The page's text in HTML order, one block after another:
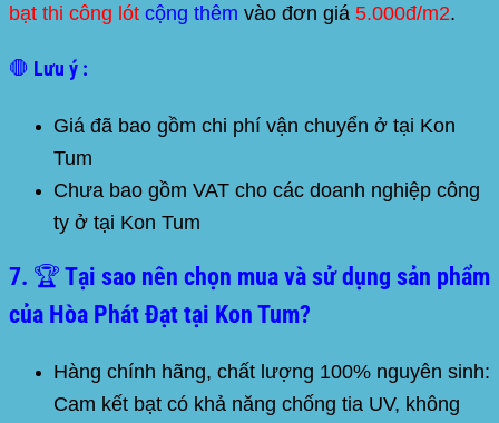
bạt thi công lót cộng thêm vào đơn giá 5.000đ/m2.
🛑 Lưu ý :
Giá đã bao gồm chi phí vận chuyển ở tại Kon
Tum
Chưa bao gồm VAT cho các doanh nghiệp công
ty ở tại Kon Tum
7. 🏆 Tại sao nên chọn mua và sử dụng sản phẩm
của Hòa Phát Đạt tại Kon Tum?
Hàng chính hãng, chất lượng 100% nguyên sinh:
Cam kết bạt có khả năng chống tia UV, không